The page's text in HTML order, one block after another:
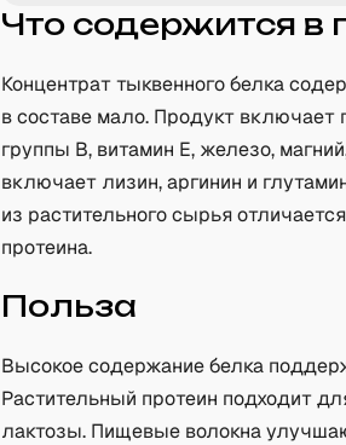
Что содержится в
Концентрат тыквенного белка
в составе мало. Продукт
группы B, витамин E, железо,
включает лизин, аргинин и
из растительного сырья
протеина.
Польза
Высокое содержание белка
Растительный протеин подходит
лактозы. Пищевые волокна